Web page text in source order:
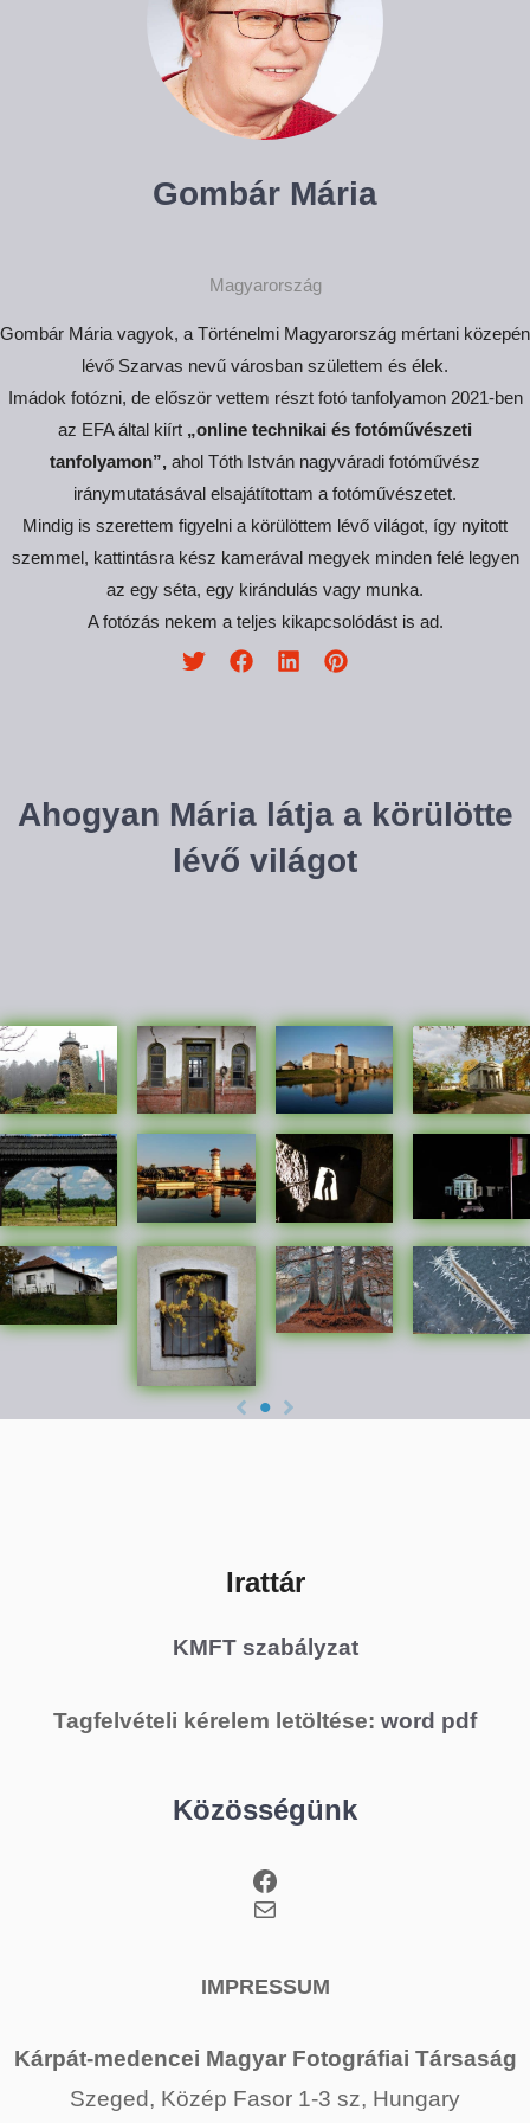
Gombár Mária
Magyarország
Gombár Mária vagyok, a Történelmi Magyarország mértani közepén
lévő Szarvas nevű városban születtem és élek.
Imádok fotózni, de először vettem részt fotó tanfolyamon 2021-ben
az EFA által kiírt „online technikai és fotóművészeti
tanfolyamon”, ahol Tóth István nagyváradi fotóművész
iránymutatásával elsajátítottam a fotóművészetet.
Mindig is szerettem figyelni a körülöttem lévő világot, így nyitott
szemmel, kattintásra kész kamerával megyek minden felé legyen
az egy séta, egy kirándulás vagy munka.
A fotózás nekem a teljes kikapcsolódást is ad.
Ahogyan Mária látja a körülötte
lévő világot
Irattár
KMFT szabályzat
Tagfelvételi kérelem letöltése: word pdf
Közösségünk
Facebook
Mail
IMPRESSUM
Kárpát-medencei Magyar Fotográfiai Társaság
Szeged, Közép Fasor 1-3 sz, Hungary